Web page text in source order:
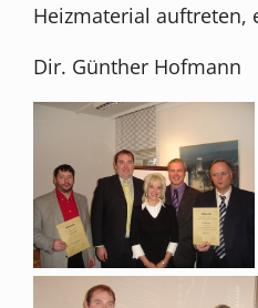
Heizmaterial auftreten,
Dir. Günther Hofmann